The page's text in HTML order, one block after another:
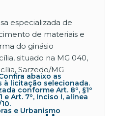
especializada de
de materiais e
do ginásio
situado na MG 040,
Sarzedo/MG
abaixo as
licitação selecionada.
conforme Art. 8º, §1º
e Art. 7º, Inciso I, alínea
e Urbanismo